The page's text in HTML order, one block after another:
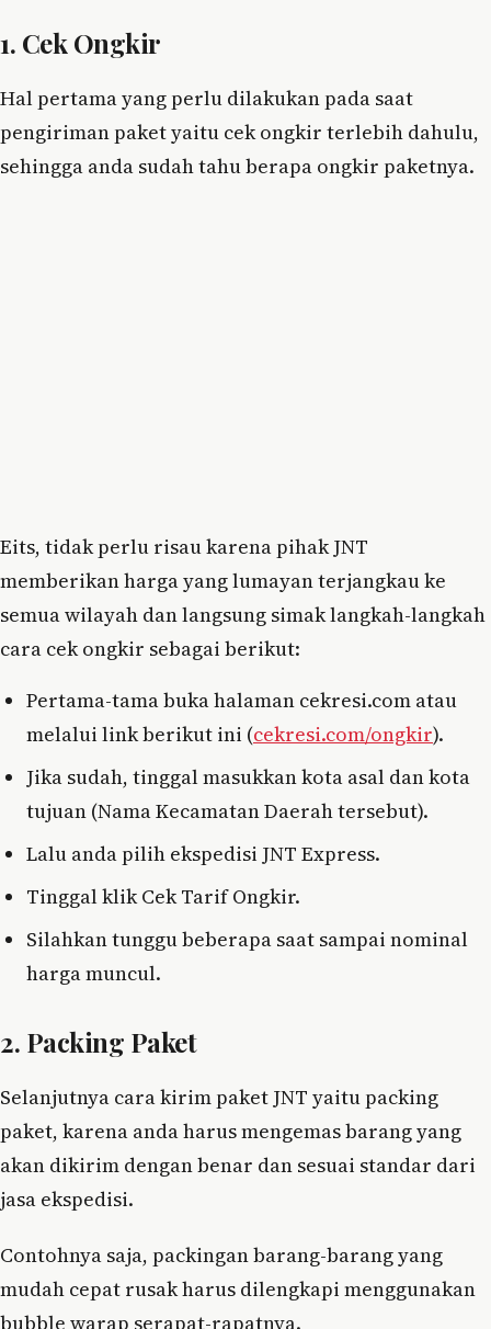
1. Cek Ongkir
Hal pertama yang perlu dilakukan pada saat
pengiriman paket yaitu cek ongkir terlebih dahulu,
sehingga anda sudah tahu berapa ongkir paketnya.
Eits, tidak perlu risau karena pihak JNT
memberikan harga yang lumayan terjangkau ke
semua wilayah dan langsung simak langkah-langkah
cara cek ongkir sebagai berikut:
Pertama-tama buka halaman cekresi.com atau
melalui link berikut ini (cekresi.com/ongkir).
Jika sudah, tinggal masukkan kota asal dan kota
tujuan (Nama Kecamatan Daerah tersebut).
Lalu anda pilih ekspedisi JNT Express.
Tinggal klik Cek Tarif Ongkir.
Silahkan tunggu beberapa saat sampai nominal
harga muncul.
2. Packing Paket
Selanjutnya cara kirim paket JNT yaitu packing
paket, karena anda harus mengemas barang yang
akan dikirim dengan benar dan sesuai standar dari
jasa ekspedisi.
Contohnya saja, packingan barang-barang yang
mudah cepat rusak harus dilengkapi menggunakan
bubble warap serapat-rapatnya.